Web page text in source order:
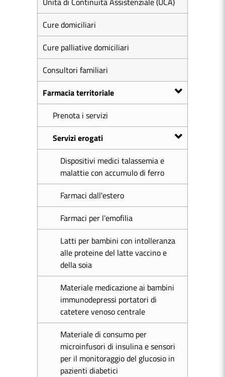
Cure domiciliari
Cure palliative domiciliari
Consultori familiari
Farmacia territoriale
Prenota i servizi
Servizi erogati
Dispositivi medici talassemia e
malattie con accumulo di ferro
Farmaci dall'estero
Farmaci per l’emofilia
Latti per bambini con intolleranza
alle proteine del latte vaccino e
della soia
Materiale medicazione ai bambini
immunodepressi portatori di
catetere venoso centrale
Materiale di consumo per
microinfusori di insulina e sensori
per il monitoraggio del glucosio in
pazienti diabetici